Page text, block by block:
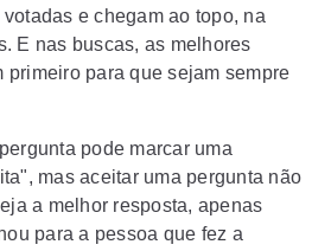
e chegam ao topo, na
E nas buscas, as melhores
primeiro para que sejam sempre
pode marcar uma
mas aceitar uma pergunta não
a melhor resposta, apenas
para a pessoa que fez a